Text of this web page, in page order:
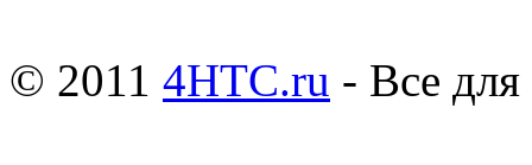
© 2011 4HTC.ru - Все